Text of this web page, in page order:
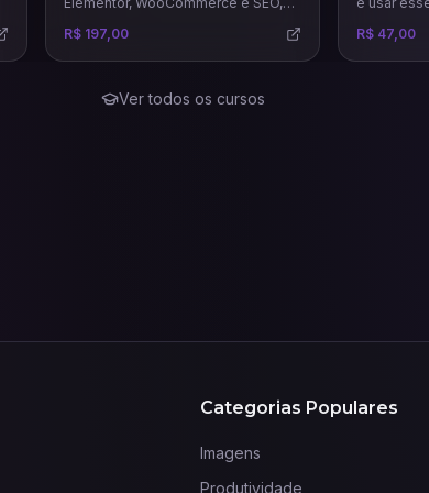
venda, landing pages, sites
R$ 197,00
precisas e
R$ 47,00
Ver todos os cursos
Categorias Populares
Imagens
Produtividade